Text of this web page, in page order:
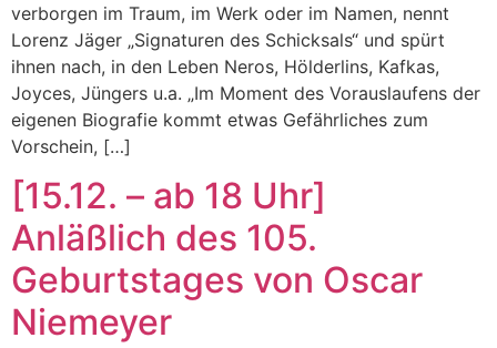
verborgen im Traum, im Werk oder im Namen, nennt
Lorenz Jäger „Signaturen des Schicksals“ und spürt
ihnen nach, in den Leben Neros, Hölderlins, Kafkas,
Joyces, Jüngers u.a. „Im Moment des Vorauslaufens der
eigenen Biografie kommt etwas Gefährliches zum
Vorschein, […]
[15.12. – ab 18 Uhr]
Anläßlich des 105.
Geburtstages von Oscar
Niemeyer